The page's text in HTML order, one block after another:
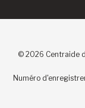
© 2026 Centraide
Numéro